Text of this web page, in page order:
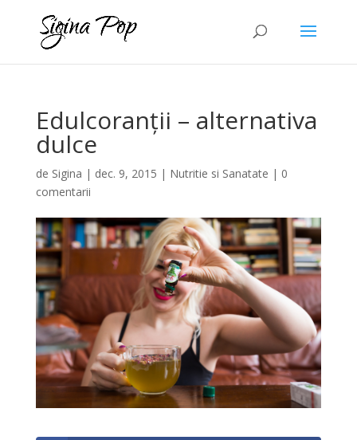
Edulcoranții – alternativa
dulce
de Sigina | dec. 9, 2015 | Nutritie si Sanatate | 0
comentarii